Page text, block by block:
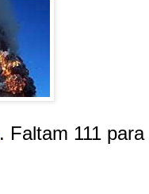
. Faltam 111 para